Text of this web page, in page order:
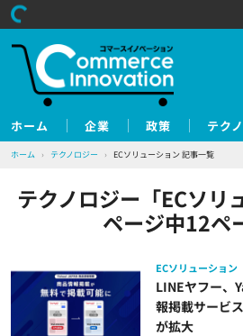
ホーム 企業 政策 テク
ホーム › テクノロジー › ECソリューション 記事一覧
テクノロジー「ECソリ
ページ中12ペ
ECソリューション
LINEヤフー、
報掲載サービ
が拡大